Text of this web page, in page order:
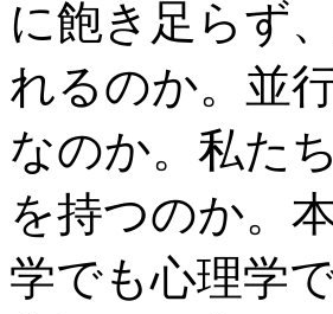
に飽き足らず
れるのか。並
なのか。私た
を持つのか。
学でも心理学